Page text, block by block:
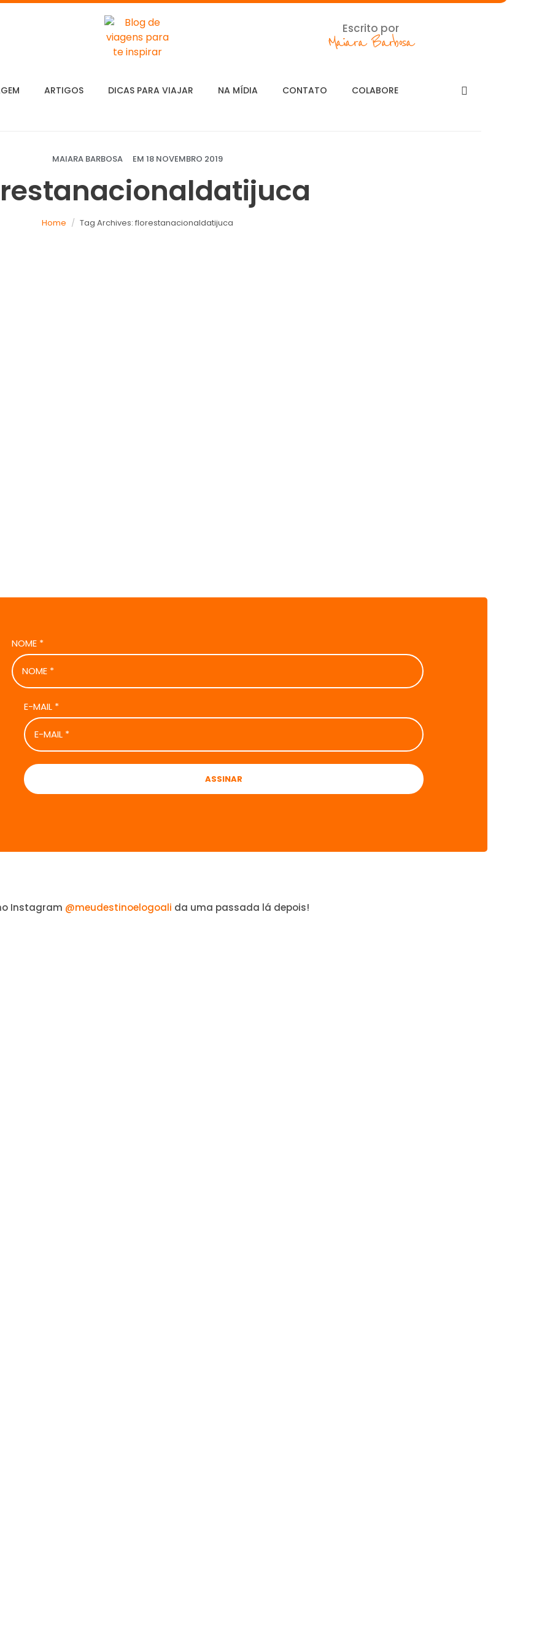
Escrito por
Maiara Barbosa
ARTIGOS DICAS PARA VIAJAR NA MÍDIA CONTATO COLABORE
MAIARA BARBOSA EM 18 NOVEMBRO 2019
Home Tag Archives: florestanacionaldatijuca
NOME *
E-MAIL *
Instagram @meudestinoelogoali da uma passada lá depois!